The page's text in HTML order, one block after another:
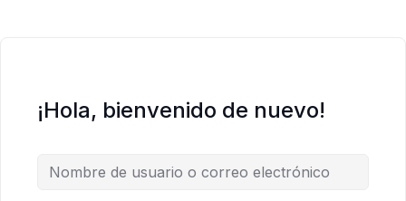
¡Hola, bienvenido de nuevo!